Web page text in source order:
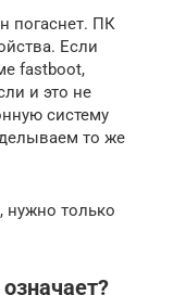
погаснет. ПК
Если
fastboot,
и это не
систему
то же
нужно только